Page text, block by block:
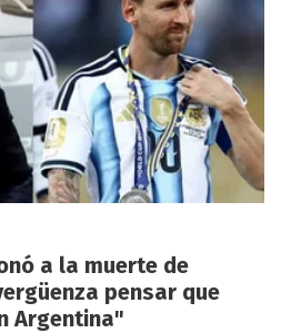
a la muerte de
pensar que
Argentina"